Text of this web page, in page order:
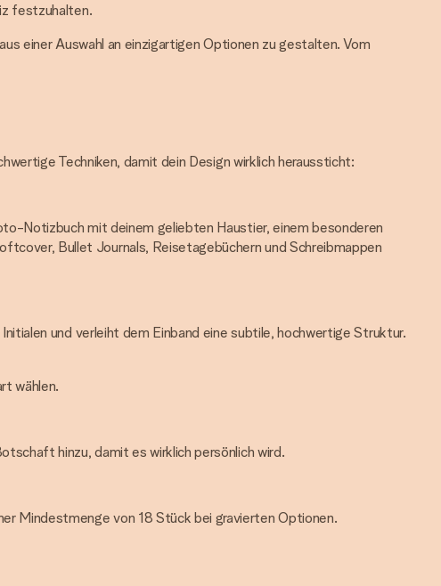
festzuhalten.
einer Auswahl an einzigartigen Optionen zu gestalten. Vom
Techniken, damit dein Design wirklich heraussticht:
Notizbuch mit deinem geliebten Haustier, einem besonderen
Bullet Journals, Reisetagebüchern und Schreibmappen
und verleiht dem Einband eine subtile, hochwertige Struktur.
wählen.
hinzu, damit es wirklich persönlich wird.
Mindestmenge von 18 Stück bei gravierten Optionen.